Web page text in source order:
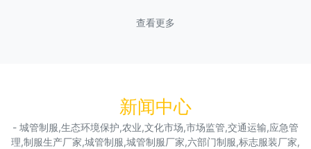
查看更多
新闻中心
- 城管制服,生态环境保护,农业,文化市场,市场监管,交通运输,应急管
理,制服生产厂家,城管制服,城管制服厂家,六部门制服,标志服装厂家,